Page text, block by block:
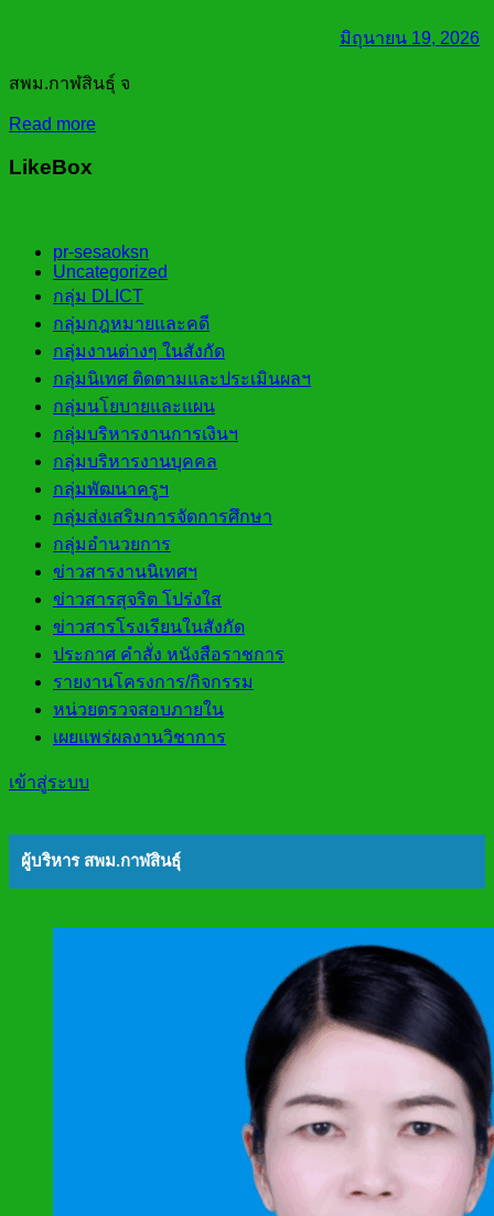
มิถุนายน 19, 2026
สพม.กาฬสินธุ์ จ
Read more
LikeBox
pr-sesaoksn
Uncategorized
กลุ่ม DLICT
กลุ่มกฎหมายและคดี
กลุ่มงานต่างๆ ในสังกัด
กลุ่มนิเทศ ติดตามและประเมินผลฯ
กลุ่มนโยบายและแผน
กลุ่มบริหารงานการเงินฯ
กลุ่มบริหารงานบุคคล
กลุ่มพัฒนาครูฯ
กลุ่มส่งเสริมการจัดการศึกษา
กลุ่มอำนวยการ
ข่าวสารงานนิเทศฯ
ข่าวสารสุจริต โปร่งใส
ข่าวสารโรงเรียนในสังกัด
ประกาศ คำสั่ง หนังสือราชการ
รายงานโครงการ/กิจกรรม
หน่วยตรวจสอบภายใน
เผยแพร่ผลงานวิชาการ
เข้าสู่ระบบ
ผู้บริหาร สพม.กาฬสินธุ์